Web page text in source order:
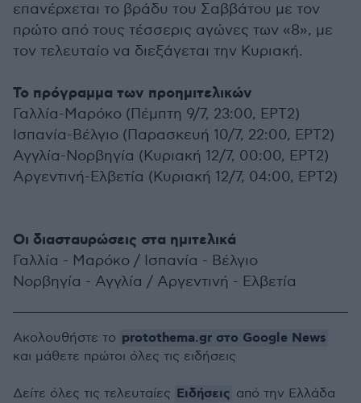
επανέρχεται το βράδυ του Σαββάτου με τον
πρώτο από τους τέσσερις αγώνες των «8», με
τον τελευταίο να διεξάγεται την Κυριακή.
Το πρόγραμμα των προημιτελικών
Γαλλία-Μαρόκο (Πέμπτη 9/7, 23:00, ΕΡΤ2)
Ισπανία-Βέλγιο (Παρασκευή 10/7, 22:00, ΕΡΤ2)
Αγγλία-Νορβηγία (Κυριακή 12/7, 00:00, ΕΡΤ2)
Αργεντινή-Ελβετία (Κυριακή 12/7, 04:00, ΕΡΤ2)
Οι διασταυρώσεις στα ημιτελικά
Γαλλία - Μαρόκο / Ισπανία - Βέλγιο
Νορβηγία - Αγγλία / Αργεντινή - Ελβετία
Ακολουθήστε το protothema.gr στο Google News
και μάθετε πρώτοι όλες τις ειδήσεις
Δείτε όλες τις τελευταίες Ειδήσεις από την Ελλάδα